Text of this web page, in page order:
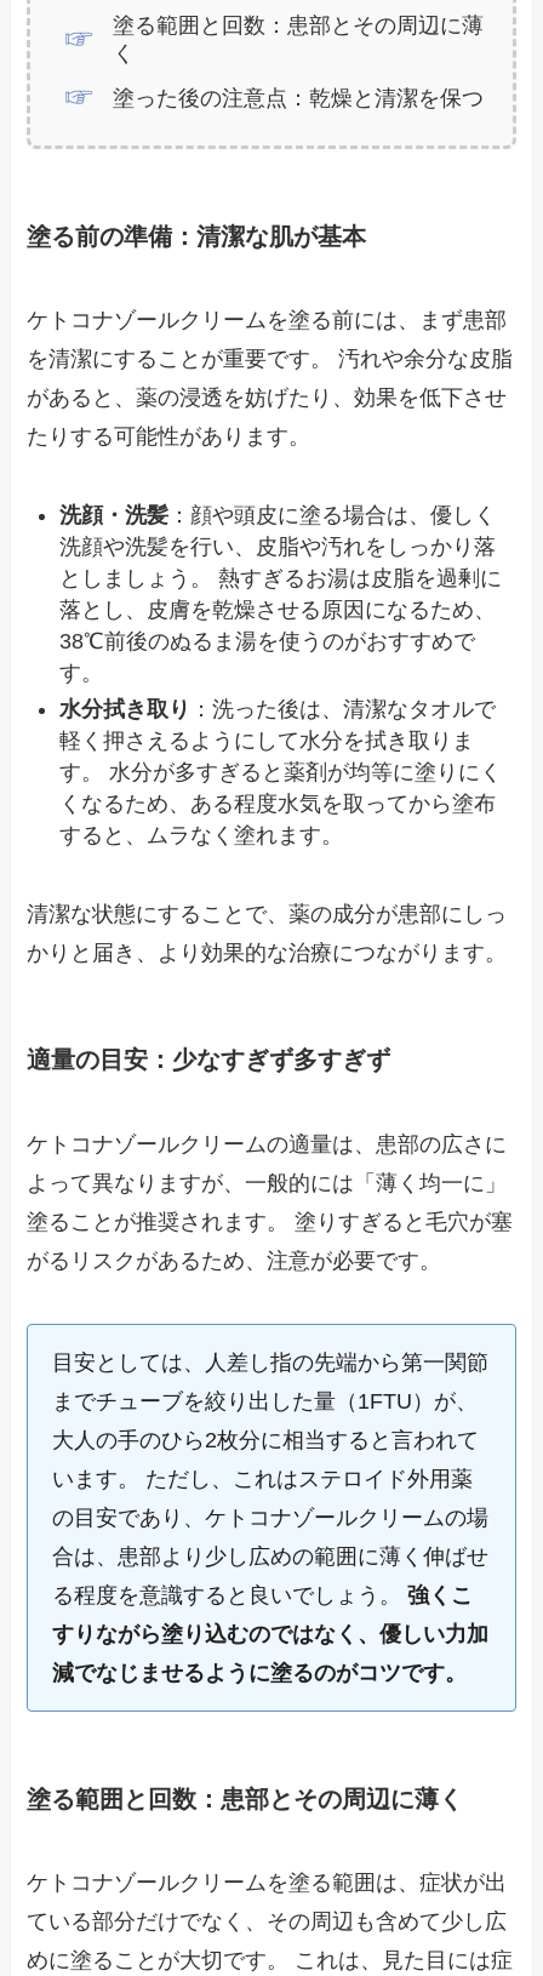
塗る範囲と回数：患部とその周辺に薄
く
塗った後の注意点：乾燥と清潔を保つ
塗る前の準備：清潔な肌が基本
ケトコナゾールクリームを塗る前には、まず患部
を清潔にすることが重要です。 汚れや余分な皮脂
があると、薬の浸透を妨げたり、効果を低下させ
たりする可能性があります。
洗顔・洗髪 ：顔や頭皮に塗る場合は、優しく
洗顔や洗髪を行い、皮脂や汚れをしっかり落
としましょう。 熱すぎるお湯は皮脂を過剰に
落とし、皮膚を乾燥させる原因になるため、
38℃前後のぬるま湯を使うのがおすすめで
す。
水分拭き取り ：洗った後は、清潔なタオルで
軽く押さえるようにして水分を拭き取りま
す。 水分が多すぎると薬剤が均等に塗りにく
くなるため、ある程度水気を取ってから塗布
すると、ムラなく塗れます。
清潔な状態にすることで、薬の成分が患部にしっ
かりと届き、より効果的な治療につながります。
適量の目安：少なすぎず多すぎず
ケトコナゾールクリームの適量は、患部の広さに
よって異なりますが、一般的には「薄く均一に」
塗ることが推奨されます。 塗りすぎると毛穴が塞
がるリスクがあるため、注意が必要です。
目安としては、人差し指の先端から第一関節
までチューブを絞り出した量（1FTU）が、
大人の手のひら2枚分に相当すると言われて
います。 ただし、これはステロイド外用薬
の目安であり、ケトコナゾールクリームの場
合は、患部より少し広めの範囲に薄く伸ばせ
る程度を意識すると良いでしょう。強くこ
すりながら塗り込むのではなく、優しい力加
減でなじませるように塗るのがコツです。
塗る範囲と回数：患部とその周辺に薄く
ケトコナゾールクリームを塗る範囲は、症状が出
ている部分だけでなく、その周辺も含めて少し広
めに塗ることが大切です。 これは、見た目には症